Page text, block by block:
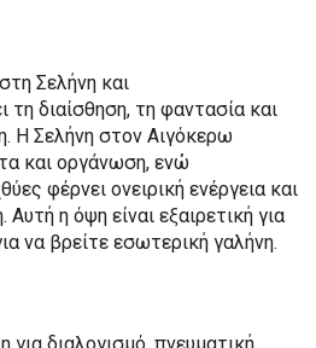
Σελήνη και
τη διαίσθηση, τη φαντασία και
Η Σελήνη στον Αιγόκερω
και οργάνωση, ενώ
φέρνει ονειρική ενέργεια και
η όψη είναι εξαιρετική για
να βρείτε εσωτερική γαλήνη.